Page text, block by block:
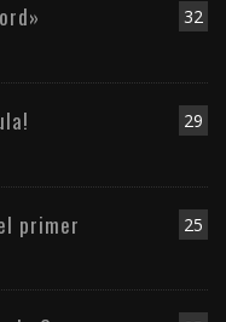
32
29
25
primer